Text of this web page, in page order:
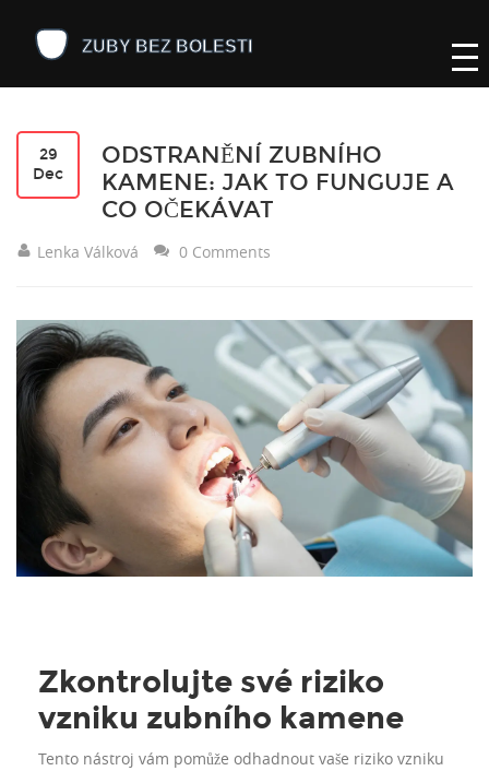
29
Dec
ODSTRANĚNÍ ZUBNÍHO
KAMENE: JAK TO FUNGUJE A
CO OČEKÁVAT
Lenka Válková 0 Comments
Zkontrolujte své riziko
vzniku zubního kamene
Tento nástroj vám pomůže odhadnout vaše riziko vzniku